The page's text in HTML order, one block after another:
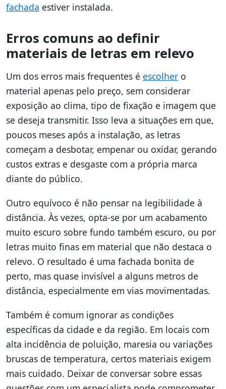
fachada estiver instalada.
Erros comuns ao definir
materiais de letras em relevo
Um dos erros mais frequentes é escolher o
material apenas pelo preço, sem considerar
exposição ao clima, tipo de fixação e imagem que
se deseja transmitir. Isso leva a situações em que,
poucos meses após a instalação, as letras
começam a desbotar, empenar ou oxidar, gerando
custos extras e desgaste com a própria marca
diante do público.
Outro equívoco é não pensar na legibilidade à
distância. Às vezes, opta-se por um acabamento
muito escuro sobre fundo também escuro, ou por
letras muito finas em material que não destaca o
relevo. O resultado é uma fachada bonita de
perto, mas quase invisível a alguns metros de
distância, especialmente em vias movimentadas.
Também é comum ignorar as condições
específicas da cidade e da região. Em locais com
alta incidência de poluição, maresia ou variações
bruscas de temperatura, certos materiais exigem
mais cuidado. Deixar de conversar sobre essas